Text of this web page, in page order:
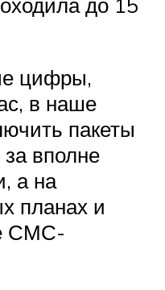
цифры,
в наше
пакеты
вполне
а на
планах и
СМС-